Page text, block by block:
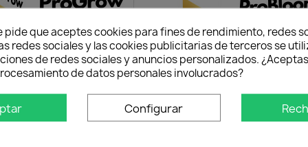

ProGrow Anarkia81
47,48 €
Vista rápida
ProBloom Anarkia81
47,48 €
pide que aceptes cookies para fines de rendimiento, redes
redes sociales y las cookies publicitarias de terceros se
de redes sociales y anuncios personalizados.
de datos personales involucrados?
Configurar